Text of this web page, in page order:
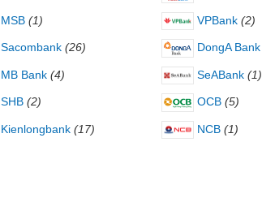
MSB (1) VPBank (2)
Sacombank (26) DongA Bank
MB Bank (4) SeABank (1)
SHB (2) OCB (5)
Kienlongbank (17) NCB (1)